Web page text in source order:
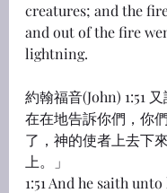
creatures; and the
and out of the fire
lightning.
約翰福音(John) 1:51
在在地告訴你們，你
了，神的使者上去下
上。」
1:51 And he saith